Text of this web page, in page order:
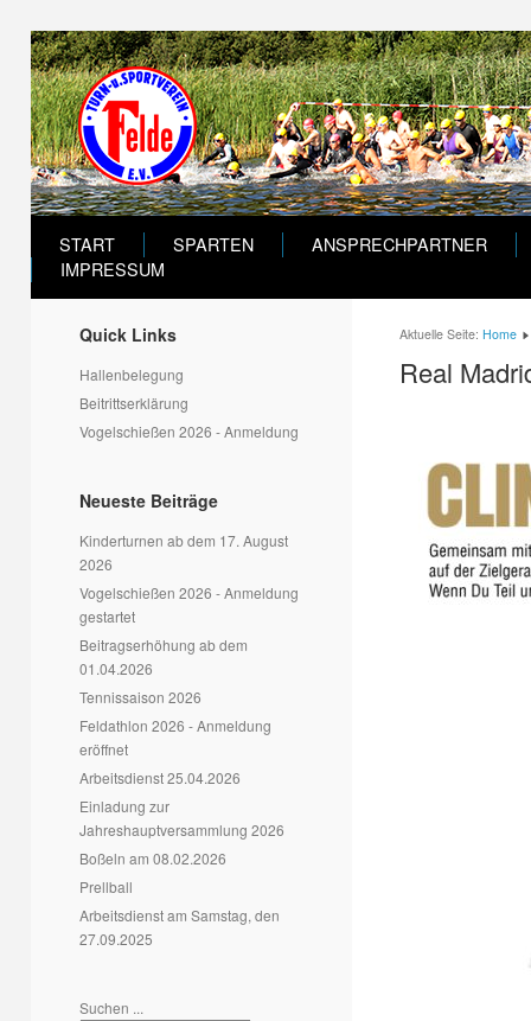
START SPARTEN
ANSPRECHPARTNER
IMPRESSUM
Quick Links
Hallenbelegung
Beitrittserklärung
Vogelschießen 2026 - Anmeldung
Neueste Beiträge
Kinderturnen ab dem 17. August
2026
Vogelschießen 2026 - Anmeldung
gestartet
Beitragserhöhung ab dem
01.04.2026
Tennissaison 2026
Feldathlon 2026 - Anmeldung
eröffnet
Arbeitsdienst 25.04.2026
Einladung zur
Jahreshauptversammlung 2026
Boßeln am 08.02.2026
Prellball
Arbeitsdienst am Samstag, den
27.09.2025
Suchen ...
Aktuelle Seite: Home
Real